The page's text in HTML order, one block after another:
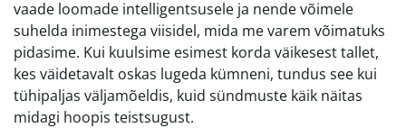
vaade loomade intelligentsusele ja nende võimele
suhelda inimestega viisidel, mida me varem võimatuks
pidasime. Kui kuulsime esimest korda väikesest tallet,
kes väidetavalt oskas lugeda kümneni, tundus see kui
tühipaljas väljamõeldis, kuid sündmuste käik näitas
midagi hoopis teistsugust.